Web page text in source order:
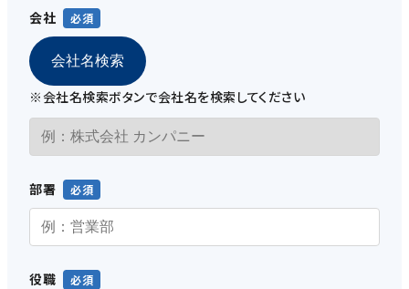
会社
会社名検索
※会社名検索ボタンで会社名を検索してください
部署
役職